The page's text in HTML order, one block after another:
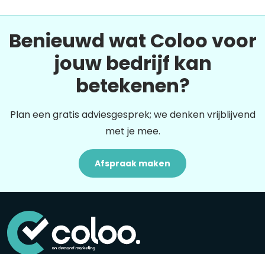
Benieuwd wat Coloo voor
jouw bedrijf kan
betekenen?
Plan een gratis adviesgesprek; we denken vrijblijvend
met je mee.
Afspraak maken